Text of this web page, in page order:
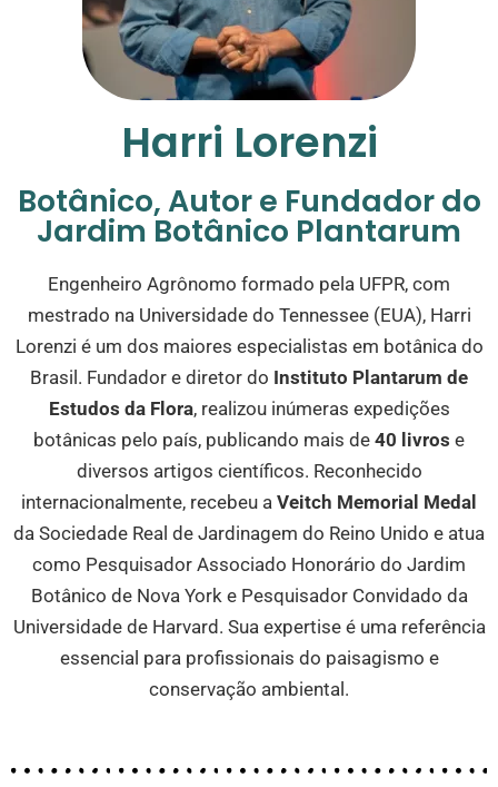
Harri Lorenzi
Botânico, Autor e Fundador do
Jardim Botânico Plantarum
Engenheiro Agrônomo formado pela UFPR, com
mestrado na Universidade do Tennessee (EUA), Harri
Lorenzi é um dos maiores especialistas em botânica do
Brasil. Fundador e diretor do Instituto Plantarum de
Estudos da Flora, realizou inúmeras expedições
botânicas pelo país, publicando mais de 40 livros e
diversos artigos científicos. Reconhecido
internacionalmente, recebeu a Veitch Memorial Medal
da Sociedade Real de Jardinagem do Reino Unido e atua
como Pesquisador Associado Honorário do Jardim
Botânico de Nova York e Pesquisador Convidado da
Universidade de Harvard. Sua expertise é uma referência
essencial para profissionais do paisagismo e
conservação ambiental.